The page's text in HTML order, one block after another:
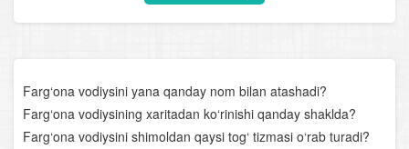
Materiklar tabiiy geografiyasi. Afrika
Antarktida
Janubiy Amerika
Farg‘ona vodiysini yana qanday nom bilan atashadi?
Farg‘ona vodiysining xaritadan ko‘rinishi qanday shaklda?
Farg‘ona vodiysini shimoldan qaysi tog‘ tizmasi o‘rab turadi?